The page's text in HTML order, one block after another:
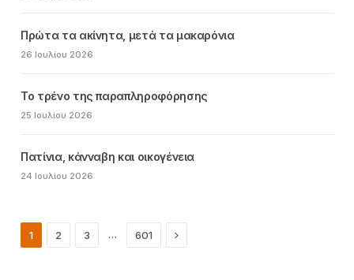
Πρώτα τα ακίνητα, μετά τα μακαρόνια
26 Ιουλίου 2026
Το τρένο της παραπληροφόρησης
25 Ιουλίου 2026
Πατίνια, κάνναβη και οικογένεια
24 Ιουλίου 2026
1 2 3 … 601 Next